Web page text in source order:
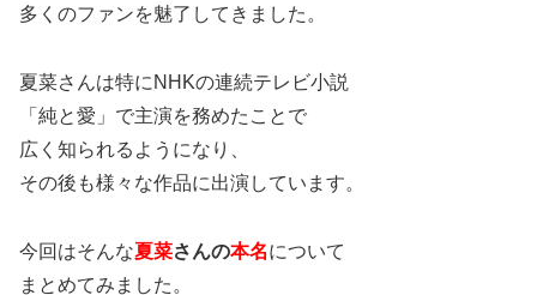
多くのファンを魅了してきました。
夏菜さんは特にNHKの連続テレビ小説
「純と愛」で主演を務めたことで
広く知られるようになり、
その後も様々な作品に出演しています。
今回はそんな夏菜さんの本名について
まとめてみました。